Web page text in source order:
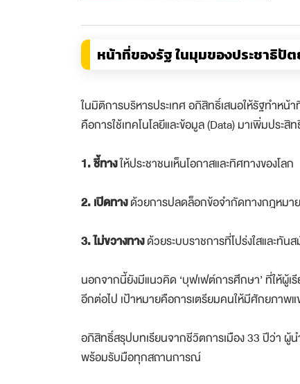
หน้าที่ของรัฐ ในมุมของประชาธิปั
ในมิติการบริหารประเทศ อภิสิทธิ์เสนอให้รัฐทำห
คือการใช้เทคโนโลยีและข้อมูล (Data) มาเพิ่มประ
1. ชี้ทางให้ประชาชนเห็นโอกาสและทิศทางของโลก
2. เปิดทางด้วยการปลดล็อกข้อจำกัดทางกฎหมาย
3. ไม่ขวางทางด้วยระบบราชการที่โปร่งใสและทัน
นอกจากนี้ยังมีแนวคิด ‘บุฟเฟต์การศึกษา’ ที่ให้ผู้เ
อีกต่อไป เป้าหมายคือการเตรียมคนให้มีศักยภาพแ
อภิสิทธิ์สรุปบทเรียนจากชีวิตการเมือง 33 ปีว่า ผู้
พร้อมรับมือทุกสถานการณ์